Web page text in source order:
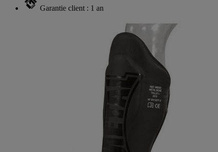
Garantie client : 1 an